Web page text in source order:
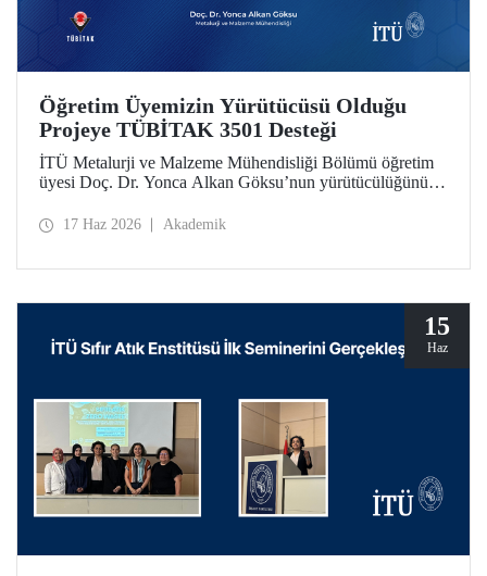
Öğretim Üyemizin Yürütücüsü Olduğu
Projeye TÜBİTAK 3501 Desteği
İTÜ Metalurji ve Malzeme Mühendisliği Bölümü öğretim
üyesi Doç. Dr. Yonca Alkan Göksu’nun yürütücülüğünü
Geri Dönüşümü ve Geri Dönüştürülmüş PET İçeriğinin
desteklenmeye hak kazandı.
17 Haz 2026 Akademik
15
Haz